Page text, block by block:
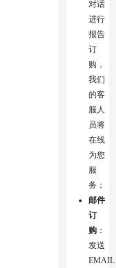
对话
进行
报告
订
购，
我们
的客
服人
员将
在线
为您
服
务；
邮件
订
购 ：
发送
EMAIL